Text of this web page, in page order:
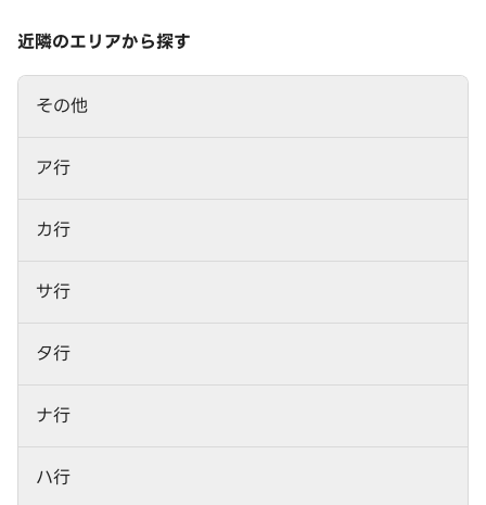
近隣のエリアから探す
その他
ア行
カ行
サ行
タ行
ナ行
ハ行